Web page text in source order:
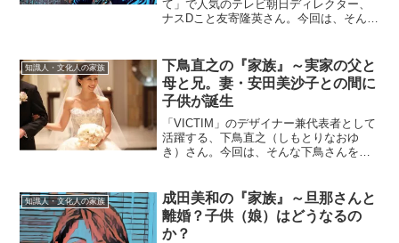
て」で人気のテレビ朝日ディレクター、
ナスDこと友寄隆英さん。今回は、そんな
スDは、兵庫県の出身なので、実家は兵庫
県にあるのでしょう...
知識人・文化人の家族
下鳥直之の『家族』～実家の父と
母と兄。妻・安田美沙子との間に
子供が誕生
「VICTIM」のデザイナー兼代表者として
活躍する、下鳥直之（しもとりなおゆ
き）さん。今回は、そんな下鳥さんを取
之さんの実家は、新潟県上越市。地元の
上越市立直江津東中学...
知識人・文化人の家族
成田美和の『家族』～旦那さんと
離婚？子供（娘）はどうなるの
か？